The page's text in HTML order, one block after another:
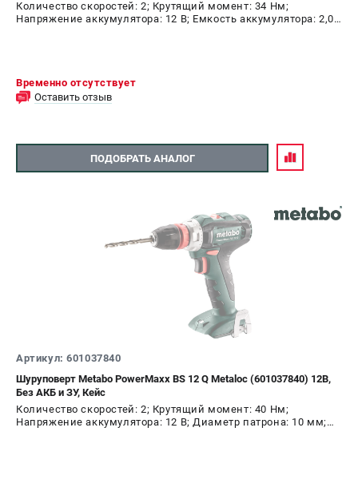
Количество скоростей: 2; Крутящий момент: 34 Нм;
Напряжение аккумулятора: 12 В; Емкость аккумулятора: 2,0
Временно отсутствует
Оставить отзыв
ПОДОБРАТЬ АНАЛОГ
Артикул: 601037840
Шуруповерт Metabo PowerMaxx BS 12 Q Metaloc (601037840) 12В,
Без АКБ и ЗУ, Кейс
Количество скоростей: 2; Крутящий момент: 40 Нм;
Напряжение аккумулятора: 12 В; Диаметр патрона: 10 мм;